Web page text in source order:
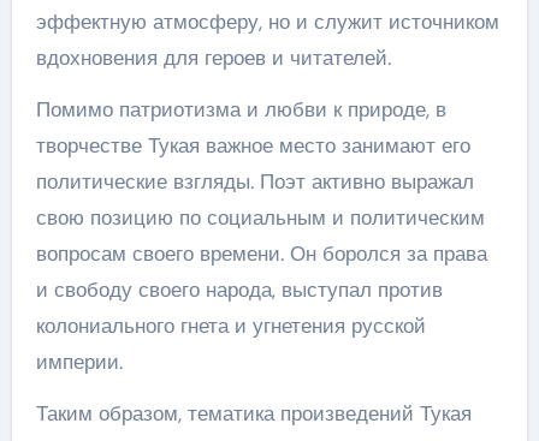
эффектную атмосферу, но и служит источником
вдохновения для героев и читателей.
Помимо патриотизма и любви к природе, в
творчестве Тукая важное место занимают его
политические взгляды. Поэт активно выражал
свою позицию по социальным и политическим
вопросам своего времени. Он боролся за права
и свободу своего народа, выступал против
колониального гнета и угнетения русской
империи.
Таким образом, тематика произведений Тукая